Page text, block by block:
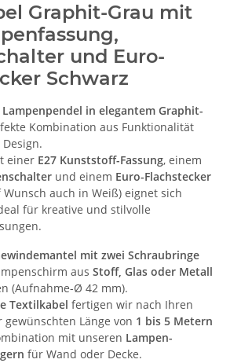
Graphit-Grau mit
und Euro-
Schwarz
in elegantem Graphit-
Kombination aus Funktionalität
einer E27 Kunststoff-Fassung, einem
und einem Euro-Flachstecker
Wunsch auch in Weiß) eignet sich
für kreative und stilvolle
mit zwei Schraubringe
aus Stoff, Glas oder Metall
(Aufnahme-Ø 42 mm).
Textilkabel fertigen wir nach Ihren
gewünschten Länge von 1 bis 5 Metern
mit unseren Lampen-
für Wand oder Decke.